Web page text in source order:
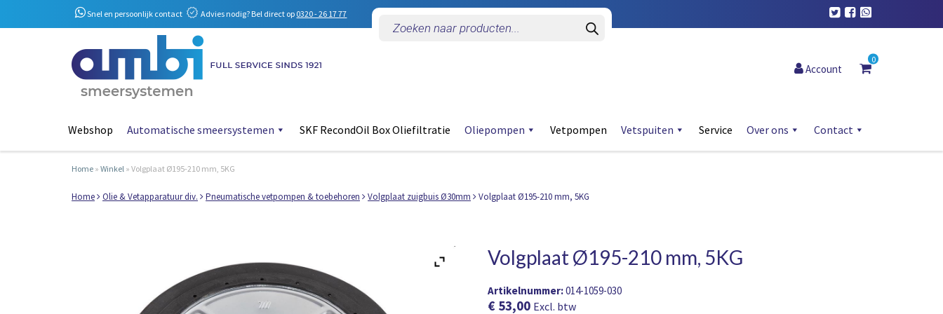
Snel en persoonlijk contact Advies nodig? Bel direct op 0320 - 26 17 77
zoeken
Account
0
Webshop Automatische smeersystemen SKF RecondOil Box Oliefiltratie Oliepompen Vetpompen Vetspuiten Service Over ons Contact
Home » Winkel » Volgplaat Ø195-210 mm, 5KG
Home Olie & Vetapparatuur div. Pneumatische vetpompen & toebehoren Volgplaat zuigbuis Ø30mm Volgplaat Ø195-210 mm, 5KG
Volgplaat Ø195-210 mm, 5KG
Artikelnummer:014-1059-030
€53,00 Excl. btw